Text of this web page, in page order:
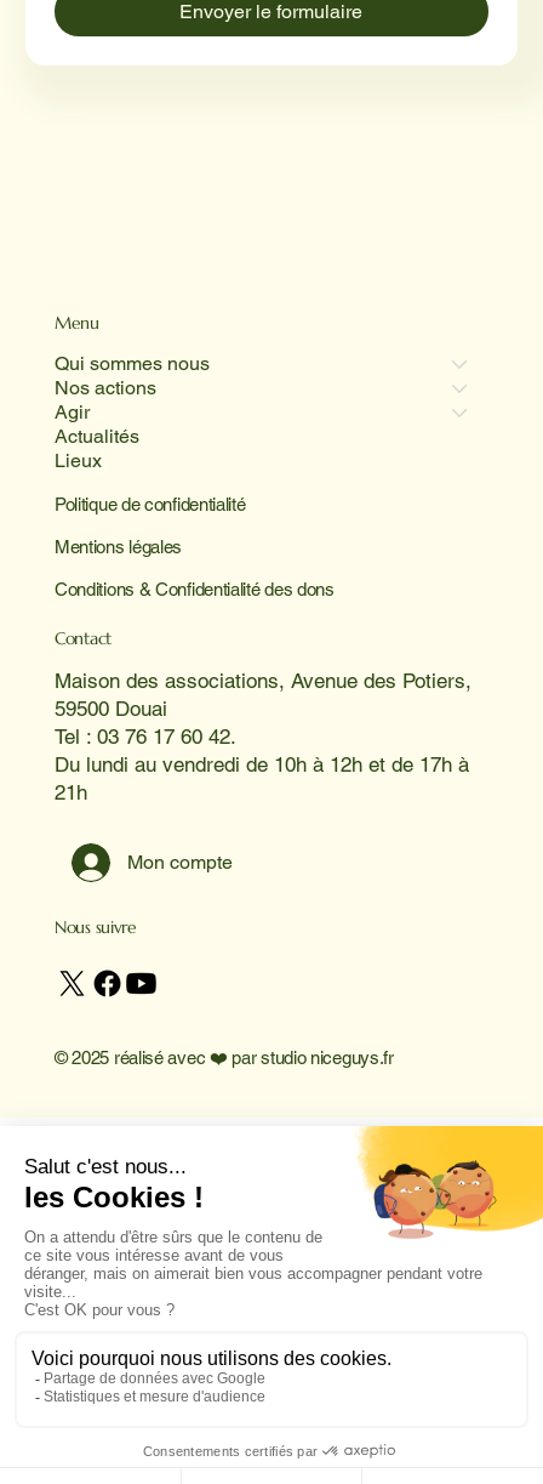
Menu
Qui sommes nous
Nos actions
Agir
Actualités
Lieux
Politique de confidentialité
Mentions légales
Conditions & Confidentialité des dons
Contact
Maison des associations, Avenue des Potiers,
59500 Douai
Tel : 03 76 17 60 42.
Du lundi au vendredi de 10h à 12h et de 17h à
21h
Mon compte
Nous suivre
© 2025 réalisé avec ❤️ parstudio niceguys.fr
Envoyer le formulaire